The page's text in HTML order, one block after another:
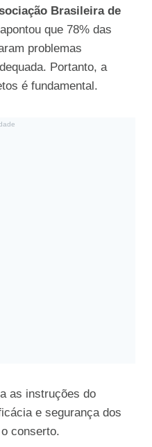
Brasileira de
apontou que 78% das
problemas
Portanto, a
é fundamental.
as instruções do
e segurança dos
conserto.